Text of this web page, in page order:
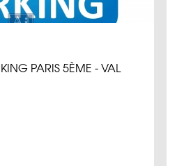
PARIS 5ÈME - VAL